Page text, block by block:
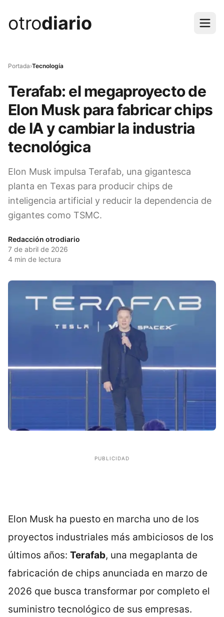
otrodiario
Portada›Tecnología
Terafab: el megaproyecto de
Elon Musk para fabricar chips
de IA y cambiar la industria
tecnológica
Elon Musk impulsa Terafab, una gigantesca
planta en Texas para producir chips de
inteligencia artificial y reducir la dependencia de
gigantes como TSMC.
Redacción otrodiario
7 de abril de 2026
4 min de lectura
PUBLICIDAD
Elon Musk ha puesto en marcha uno de los
proyectos industriales más ambiciosos de los
últimos años: Terafab, una megaplanta de
fabricación de chips anunciada en marzo de
2026 que busca transformar por completo el
suministro tecnológico de sus empresas.